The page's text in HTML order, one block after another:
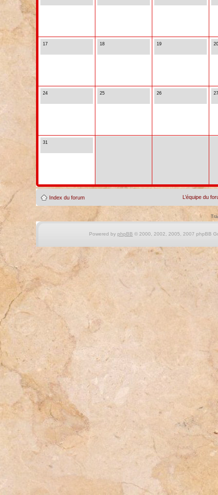
17 18 19 20
24 25 26 27
31
Index du forum L’équipe du
Powered by phpBB © 2000, 2002, 2005, 2007 phpBB